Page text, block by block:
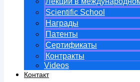
Scientific School
Награды
Патенты
Сертификаты
Контракты
Videos
Контакт